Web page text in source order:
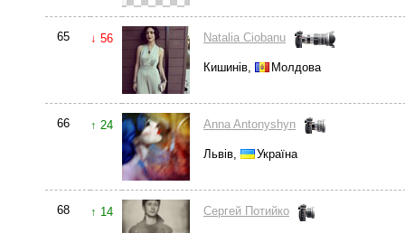
65 ↓ 56 Natalia Ciobanu
Кишинів, Молдова
66 ↑ 24 Anna Antonyshyn
Львів, Україна
68 ↑ 14 Сергей Потийко